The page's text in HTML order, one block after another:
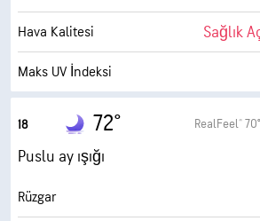
Bulutlarla Kaplı
Görüş Alanı
Hava Kalitesi Sağlık
Maks UV İndeksi
Kuvvetli Rüzgarlar
Nem
Çiy Noktası
18 72° RealFeel® 70°
Puslu ay ışığı
Rüzgar